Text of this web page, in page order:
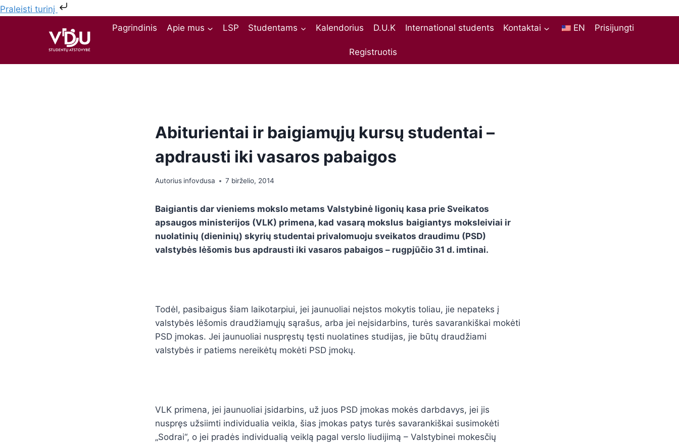
Praleisti turinį
Pagrindinis
Apie mus LSP Studentams Kalendorius D.U.K International students Kontaktai EN Prisijungti
Registruotis
Abiturientai ir baigiamųjų kursų studentai –
apdrausti iki vasaros pabaigos
Autorius infovdusa 7 birželio, 2014
Baigiantis dar vieniems mokslo metams Valstybinė ligonių kasa prie Sveikatos
apsaugos ministerijos (VLK) primena, kad vasarą mokslus baigiantys moksleiviai ir
nuolatinių (dieninių) skyrių studentai privalomuoju sveikatos draudimu (PSD)
valstybės lėšomis bus apdrausti iki vasaros pabaigos – rugpjūčio 31 d. imtinai.
Todėl, pasibaigus šiam laikotarpiui, jei jaunuoliai neįstos mokytis toliau, jie nepateks į
valstybės lėšomis draudžiamųjų sąrašus, arba jei neįsidarbins, turės savarankiškai mokėti
PSD įmokas. Jei jaunuoliai nuspręstų tęsti nuolatines studijas, jie būtų draudžiami
valstybės ir patiems nereikėtų mokėti PSD įmokų.
VLK primena, jei jaunuoliai įsidarbins, už juos PSD įmokas mokės darbdavys, jei jis
nuspręs užsiimti individualia veikla, šias įmokas patys turės savarankiškai susimokėti
„Sodrai“, o jei pradės individualią veiklą pagal verslo liudijimą – Valstybinei mokesčių